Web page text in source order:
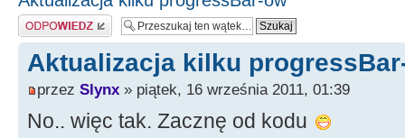
Odpowiedz
Aktualizacja kilku
przez Slynx » piątek, 16 września 2011, 01:39
No.. więc tak. Zacznę od kodu